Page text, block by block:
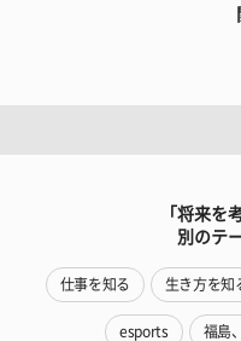
「将来を
別のテ
仕事を知る 生き方を知
esports 福島